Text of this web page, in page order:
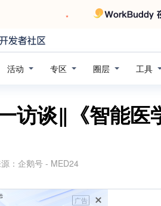
活动 专区 圈层 工具
访谈‖《智能医
： 企鹅号 - MED24
广告